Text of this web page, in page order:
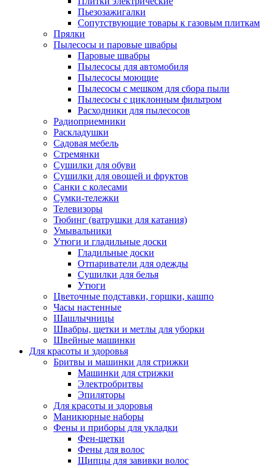
Пьезозажигалки
Сопутствующие товары к газовым плиткам
Прялки
Пылесосы и паровые швабры
Паровые швабры
Пылесосы для автомобиля
Пылесосы моющие
Пылесосы с мешком для сбора пыли
Пылесосы с циклонным фильтром
Расходники для пылесосов
Радиоприемники
Раскладушки
Садовая мебель
Стремянки
Сушилки для обуви
Сушилки для овощей и фруктов
Санки с колесами
Сумки-тележки
Телевизоры
Тюбинг (ватрушки для катания)
Умывальники
Утюги и гладильные доски
Гладильные доски
Отпариватели для одежды
Сушилки для белья
Утюги
Цветочные подставки, горшки, кашпо
Часы настенные
Шашлычницы
Швабры, щетки и метлы для уборки
Швейные машинки
Для красоты и здоровья
Бритвы и машинки для стрижки
Машинки для стрижки
Электробритвы
Эпиляторы
Для красоты и здоровья
Маникюрные наборы
Фены и приборы для укладки
Фен-щетки
Фены для волос
Щипцы для завивки волос